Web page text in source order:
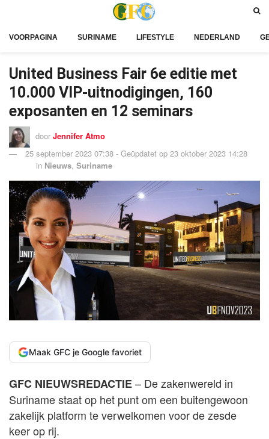
VOORPAGINA SURINAME LIFESTYLE NEDERLAND
United Business Fair 6e editie met
10.000 VIP-uitnodigingen, 160
exposanten en 12 seminars
door Jennifer Atmo
25 september 2023 07:38 - Geüpdatet op 23 oktober 2023 14:28
in Nieuws, Suriname
Maak GFC je Google favoriet
GFC NIEUWSREDACTIE– De zakenwereld in
Suriname staat op het punt om een buitengewoon
zakelijk platform te verwelkomen voor de zesde
keer op rij.